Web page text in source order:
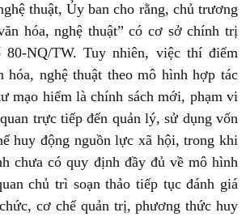
thuật, Ủy ban cho rằng, chủ trương
hóa, nghệ thuật” có cơ sở chính trị
NQ/TW. Tuy nhiên, việc thí điểm
hóa, nghệ thuật theo mô hình hợp tác
mạo hiểm là chính sách mới, phạm vi
trực tiếp đến quản lý, sử dụng vốn
huy động nguồn lực xã hội, trong khi
chưa có quy định đầy đủ về mô hình
chủ trì soạn thảo tiếp tục đánh giá
cơ chế quản trị, phương thức huy